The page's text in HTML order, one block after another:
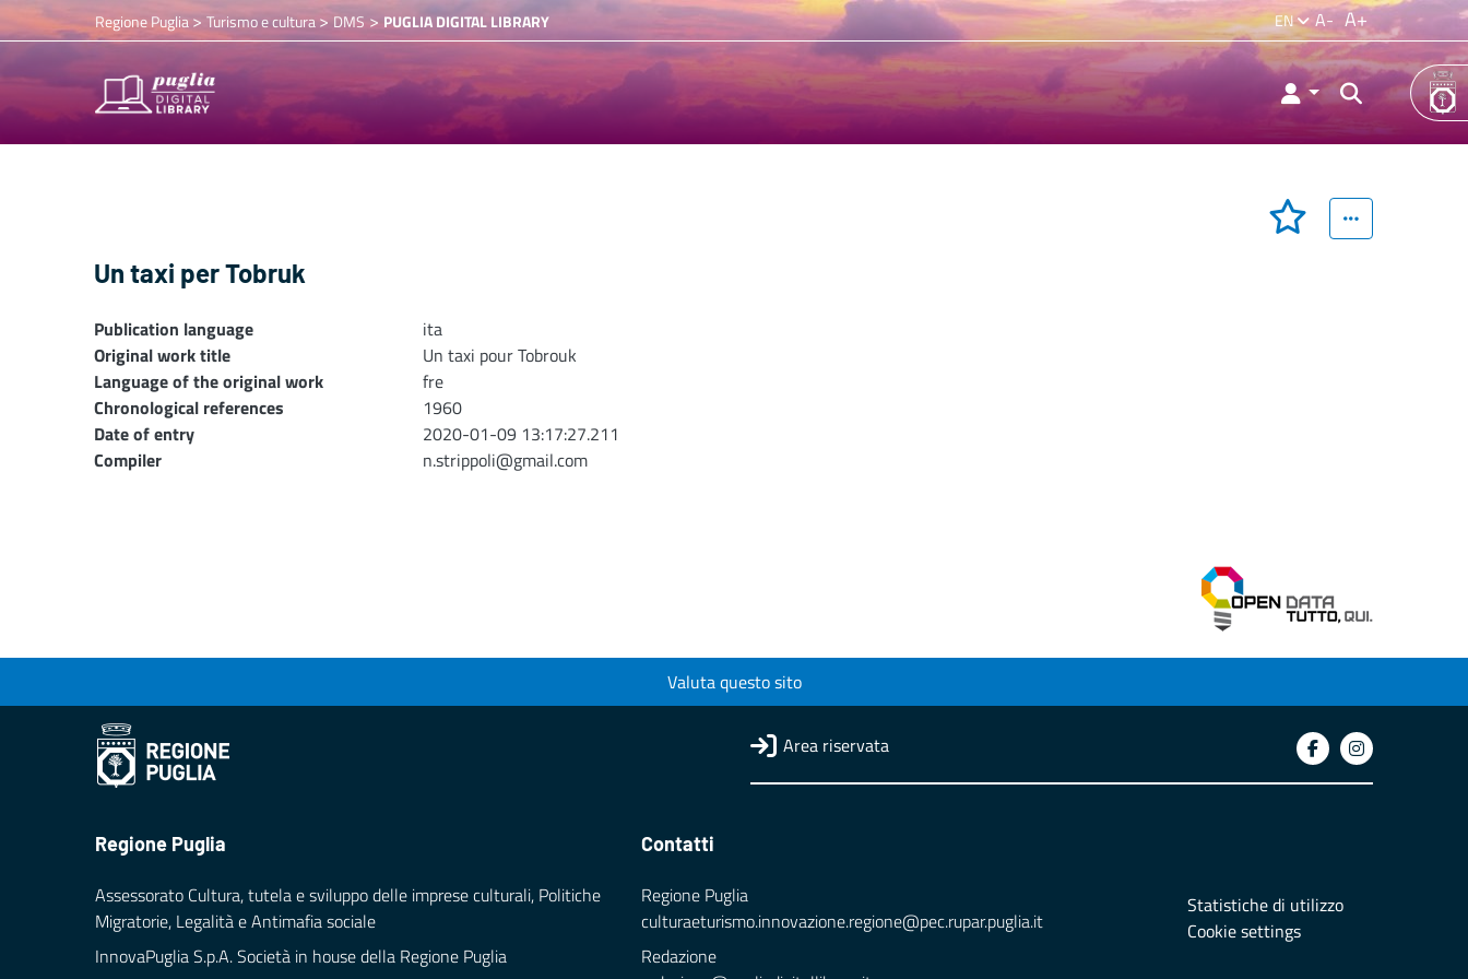
Regione Puglia> Turismo e cultura>DMS > PUGLIA DIGITAL LIBRARY EN A- A+
Un taxi per Tobruk
Publication language
ita
Original work title
Un taxi pour Tobrouk
Language of the original work
fre
Chronological references
1960
Date of entry
2020-01-09 13:17:27.211
Compiler
n.strippoli@gmail.com
Valuta questo sito
Area riservata
Regione Puglia
Assessorato Cultura, tutela e sviluppo delle imprese culturali, Politiche
Migratorie, Legalità e Antimafia sociale
InnovaPuglia S.p.A. Società in house della Regione Puglia
Contatti
Regione Puglia
culturaeturismo.innovazione.regione@pec.rupar.puglia.it
Redazione
Statistiche di utilizzo
Cookie settings